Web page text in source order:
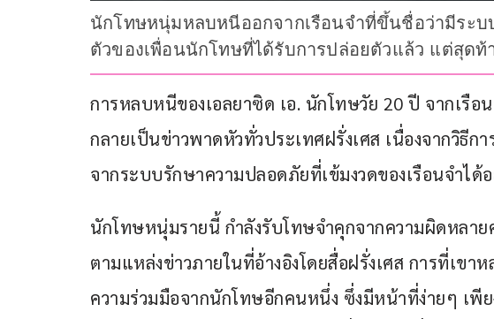
นักโทษหนุ่มหลบหนีออกจากเรือนจำที่ขึ้นชื่อว่ามีระบ
ตัวของเพื่อนนักโทษที่ได้รับการปล่อยตัวแล้ว แต่สุดท้
การหลบหนีของเอลยาซิด เอ. นักโทษวัย 20 ปี จากเรือ
กลายเป็นข่าวพาดหัวทั่วประเทศฝรั่งเศส เนื่องจากวิธีก
จากระบบรักษาความปลอดภัยที่เข้มงวดของเรือนจำได้อ
นักโทษหนุ่มรายนี้ กำลังรับโทษจำคุกจากความผิดหลา
ตามแหล่งข่าวภายในที่อ้างอิงโดยสื่อฝรั่งเศส การที่เขา
ความร่วมมือจากนักโทษอีกคนหนึ่ง ซึ่งมีหน้าที่ง่ายๆ เพี